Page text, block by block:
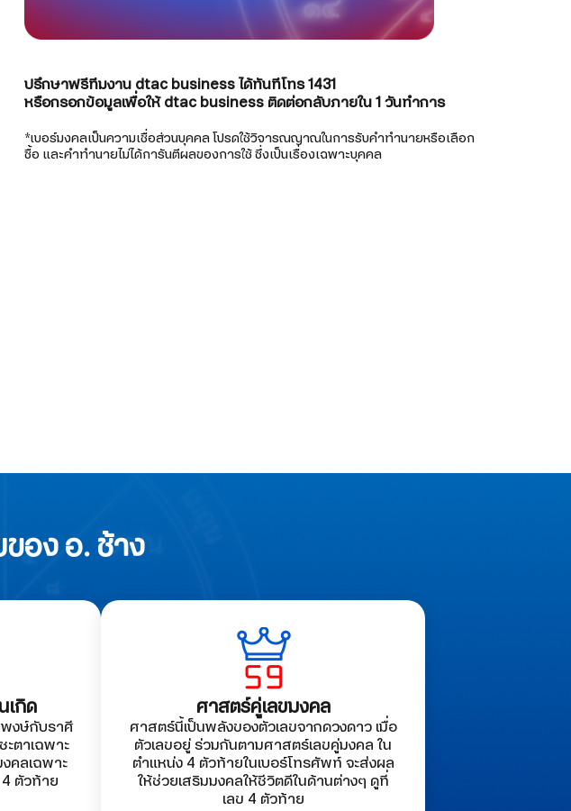
ปรึกษาฟรีทีมงาน dtac business ได้ทันทีโทร 1431
หรือกรอกข้อมูลเพื่อให้ dtac business ติดต่อกลับภายใน 1 วันทำการ
*เบอร์มงคลเป็นความเชื่อส่วนบุคคล โปรดใช้วิจารณญาณในการรับคำทำนายหรือเลือก
ซื้อ และคำทำนายไม่ได้การันตีผลของการใช้ ซึ่งเป็นเรื่องเฉพาะบุคคล
อง อ. ช้าง
กิด
งษ์กับราศี
ตาเฉพาะ
คลเฉพาะ
ตัวท้าย
ศาสตร์คู่เลขมงคล
ศาสตร์นี้เป็นพลังของตัวเลขจากดวงดาว เมื่อ
ตัวเลขอยู่ ร่วมกันตามศาสตร์เลขคู่มงคล ใน
ตำแหน่ง 4 ตัวท้ายในเบอร์โทรศัพท์ จะส่งผล
ให้ช่วยเสริมมงคลให้ชีวิตดีในด้านต่างๆ ดูที่
เลข 4 ตัวท้าย